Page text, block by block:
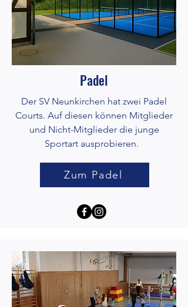
Padel
Der SV Neunkirchen hat zwei Padel
Courts. Auf diesen können Mitglieder
und Nicht-Mitglieder die junge
Sportart ausprobieren.
Zum Padel